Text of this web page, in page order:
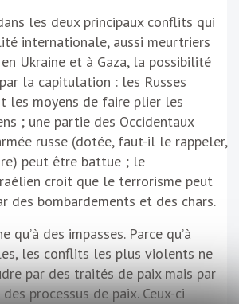
les deux principaux conflits qui
internationale, aussi meurtriers
en Ukraine et à Gaza, la possibilité
la capitulation : les Russes
les moyens de faire plier les
; une partie des Occidentaux
russe (dotée, faut-il le rappeler,
peut être battue ; le
croit que le terrorisme peut
des bombardements et des chars.
qu’à des impasses. Parce qu’à
les conflits les plus violents ne
par des traités de paix mais par
processus de paix. Ceux-ci